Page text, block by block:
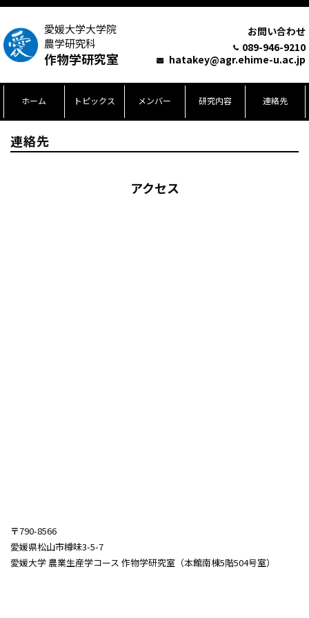
愛媛大学大学院
農学研究科
作物学研究室
お問い合わせ
089-946-9210
hatakey@agr.ehime-u.ac.jp
ホーム トピックス メンバー 研究内容 連絡先
連絡先
アクセス
〒790-8566
愛媛県松山市樽味3-5-7
愛媛大学 農業生産学コース 作物学研究室（本館南棟5階504号室）